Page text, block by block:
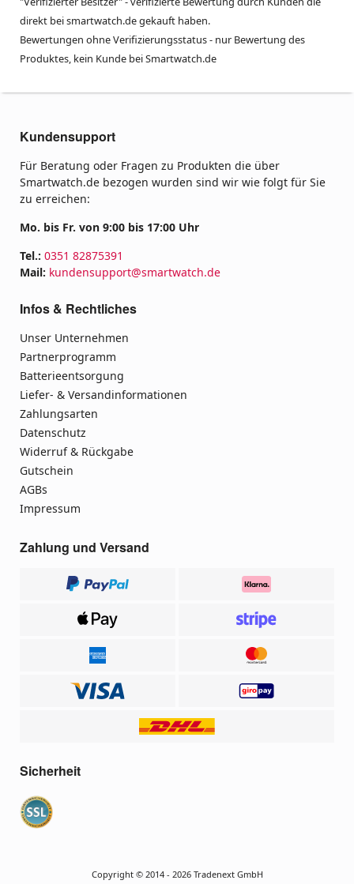
direkt bei smartwatch.de gekauft haben.
Bewertungen ohne Verifizierungsstatus - nur Bewertung des
Produktes, kein Kunde bei Smartwatch.de
Kundensupport
Für Beratung oder Fragen zu Produkten die über
Smartwatch.de bezogen wurden sind wir wie folgt für Sie
zu erreichen:
Mo. bis Fr. von 9:00 bis 17:00 Uhr
Tel.: 0351 82875391
Mail: kundensupport@smartwatch.de
Infos & Rechtliches
Unser Unternehmen
Partnerprogramm
Batterieentsorgung
Liefer- & Versandinformationen
Zahlungsarten
Datenschutz
Widerruf & Rückgabe
Gutschein
AGBs
Impressum
Zahlung und Versand
Sicherheit
Copyright © 2014 - 2026 Tradenext GmbH